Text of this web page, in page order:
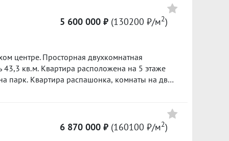
5 600 000 ₽ (130200 ₽/м2)
двухкомнатная
на две
в
аптеки, школа и детский сад,
6 870 000 ₽ (160100 ₽/м2)